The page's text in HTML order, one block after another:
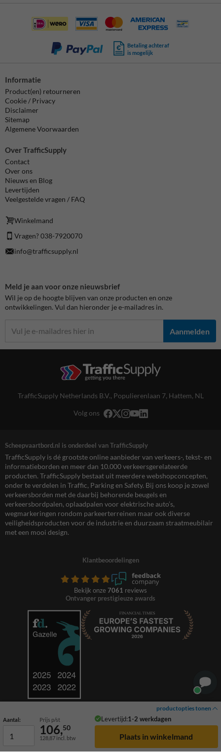
productopties tonen
Aantal: Prijs p/st Levertijd:1-2 werkdagen
106,50
128,87 incl. btw
Betaling achteraf
is mogelijk
Informatie
Product(en) retourneren
Cookie / Privacy
Disclaimer
Sitemap
Algemene Voorwaarden
Over TrafficSupply
Contact
Over ons
Nieuws en Blog
Levertijden
Veelgestelde vragen / FAQ
Winkelmand
Vragen? 038-7920070
info@trafficsupply.nl
Meld je aan voor onze nieuwsbrief
Wil je op de hoogte blijven van onze producten en onze
ontwikkelingen. Vul dan hieronder je e-mailadres in.
Aanmelden
TrafficSupply Netherlands B.V., Populierenlaan 7, Hattem, NL
Volg ons
Scheepvaartbord.nl is onderdeel van TrafficSupply
TrafficSupply is dé grootste online aanbieder van verkeers-, tekst- en
informatieborden en meer dan 10.000 verkeersgerelateerde
producten. TrafficSupply bestaat uit meerdere webshopconcepten,
onder te verdelen in Traffic, Parking en Safety. Bij ons koop je zowel
verkeersborden met de daarbij behorende beugels en
verkeersbordpalen, oplaadpalen voor elektrische auto’s,
wegmarkeringen rondom parkeerterreinen maar ook diverse
veiligheidsproducten voor de industrie en duurzaam straatmeubilair
met een mooi design.
Klantbeoordelingen
Bekijk onze 7061 reviews
Ontvanger prestigieuze awards
© 2026 TrafficSupply. Alle rechten voorbehouden.